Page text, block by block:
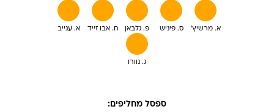
א. עגייב ח. אבו זייד פ. גלבאן ס. פיניש א. מרשיץ'
ג. נוורו
ספסל מחליפים: